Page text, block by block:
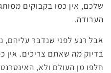
שלכם, אין כמו בקבוקים
העבודה.
אבל רגע לפני שנדבר עליהם,
בדיוק מה שאתם צריכים. אין
חלפו מן העולם ולא,